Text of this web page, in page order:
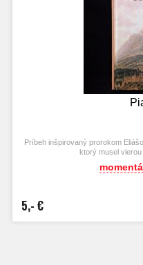
Príbeh inšpirovaný prorokom
ktorý musel
5,- €